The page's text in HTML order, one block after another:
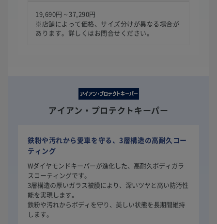
19,690円～37,290円
※店舗によって価格、サイズ分けが異なる場合が
あります。詳しくはお問合せください。
アイアン・プロテクトキーパー
鉄粉や汚れから愛車を守る、3層構造の高耐久コー
ティング
Wダイヤモンドキーパーが進化した、高耐久ボディガラ
スコーティングです。
3層構造の厚いガラス被膜により、深いツヤと高い防汚性
能を実現します。
鉄粉や汚れからボディを守り、美しい状態を長期間維持
します。